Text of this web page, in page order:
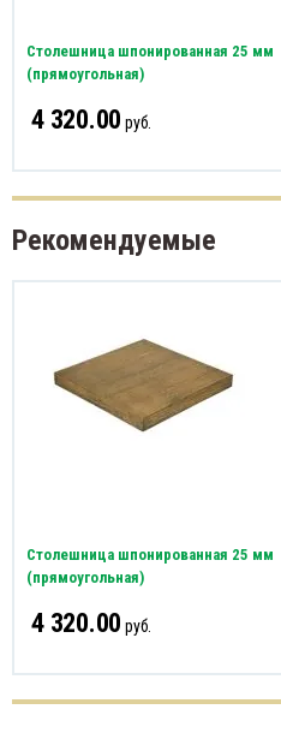
Столешница шпонированная 25 мм
(прямоугольная)
4 320.00 руб.
Рекомендуемые
Столешница шпонированная 25 мм
(прямоугольная)
4 320.00 руб.